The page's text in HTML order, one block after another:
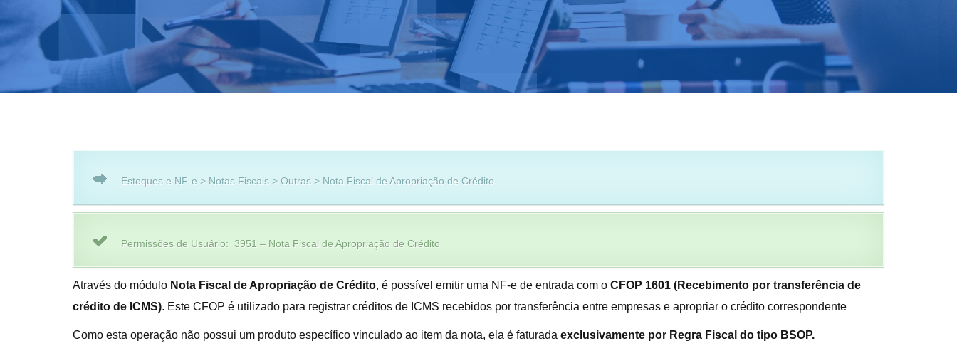
Estoques e NF-e > Notas Fiscais > Outras > Nota Fiscal de Apropriação de Crédito
Permissões de Usuário: 3951 – Nota Fiscal de Apropriação de Crédito
Através do módulo Nota Fiscal de Apropriação de Crédito, é possível emitir uma NF-e de entrada com o CFOP 1601 (Recebimento por transferência de
crédito de ICMS). Este CFOP é utilizado para registrar créditos de ICMS recebidos por transferência entre empresas e apropriar o crédito correspondente
Como esta operação não possui um produto específico vinculado ao item da nota, ela é faturada exclusivamente por Regra Fiscal do tipo BSOP.